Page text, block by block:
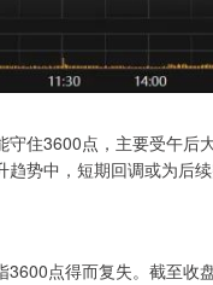
守住3600点，主要受午后
势中，短期回调或为后续
点得而复失。截至收